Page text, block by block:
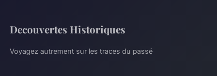
Decouvertes Historiques
Voyagez autrement sur les traces du passé